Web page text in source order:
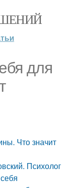
для
Что значит
Психолог